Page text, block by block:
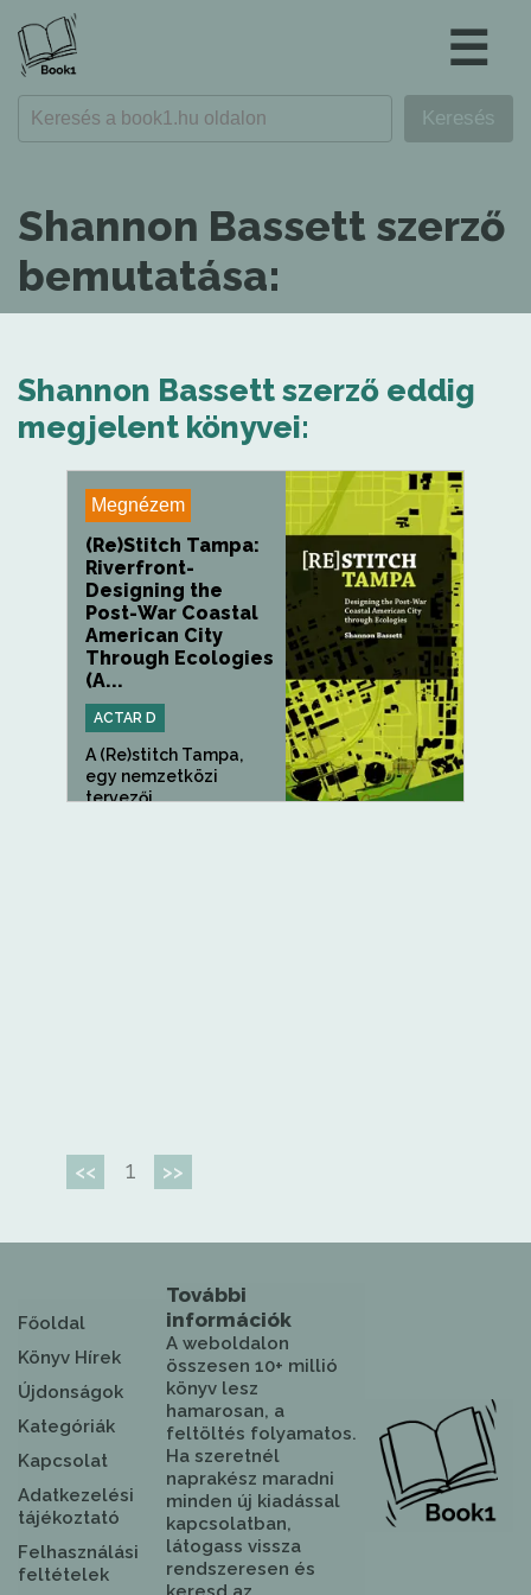
☰
Shannon Bassett szerző
bemutatása:
Shannon Bassett szerző eddig
megjelent könyvei:
Megnézem
(Re)Stitch Tampa:
Riverfront-
Designing the
Post-War Coastal
American City
Through Ecologies
(A...
ACTAR D
A (Re)stitch Tampa,
egy nemzetközi
tervezői...
<< 1 >>
Főoldal
Könyv Hírek
Újdonságok
Kategóriák
Kapcsolat
Adatkezelési
tájékoztató
Felhasználási
feltételek
További
információk
A weboldalon
összesen 10+ millió
könyv lesz
hamarosan, a
feltöltés folyamatos.
Ha szeretnél
naprakész maradni
minden új kiadással
kapcsolatban,
látogass vissza
rendszeresen és